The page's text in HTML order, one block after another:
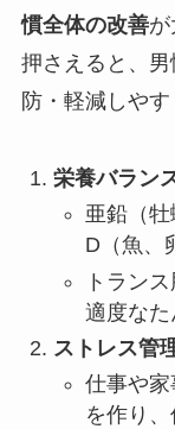
慣全体の改善が
押さえると、
防・軽減しやす
栄養バラン
亜鉛（
D（魚、
トラン
適度な
ストレス管
仕事や
を作り